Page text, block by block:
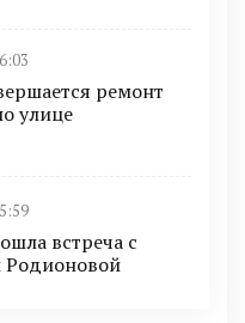
ремонт
улице
встреча с
Родионовой